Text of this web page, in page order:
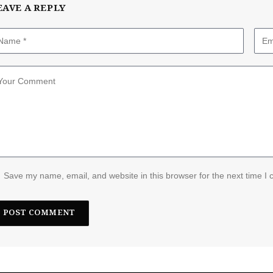
A REPLY
Save my name, email, and website in this browser for the next time I